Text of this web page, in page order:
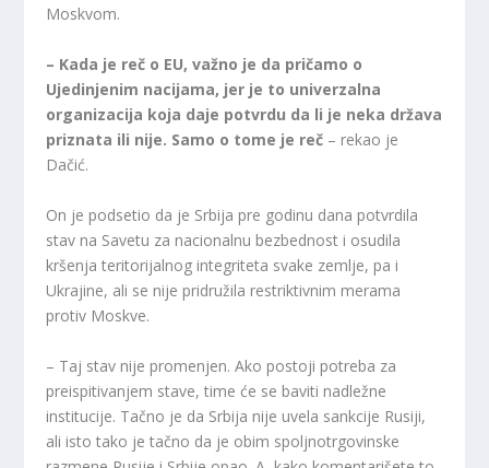
Moskvom.
– Kada je reč o EU, važno je da pričamo o
Ujedinjenim nacijama, jer je to univerzalna
organizacija koja daje potvrdu da li je neka država
priznata ili nije. Samo o tome je reč – rekao je
Dačić.
On je podsetio da je Srbija pre godinu dana potvrdila
stav na Savetu za nacionalnu bezbednost i osudila
kršenja teritorijalnog integriteta svake zemlje, pa i
Ukrajine, ali se nije pridružila restriktivnim merama
protiv Moskve.
– Taj stav nije promenjen. Ako postoji potreba za
preispitivanjem stave, time će se baviti nadležne
institucije. Tačno je da Srbija nije uvela sankcije Rusiji,
ali isto tako je tačno da je obim spoljnotrgovinske